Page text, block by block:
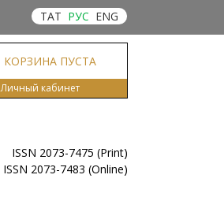
ТАТ РУС ENG
КОРЗИНА ПУСТА
Личный кабинет
ISSN 2073-7475 (Print)
ISSN 2073-7483 (Online)